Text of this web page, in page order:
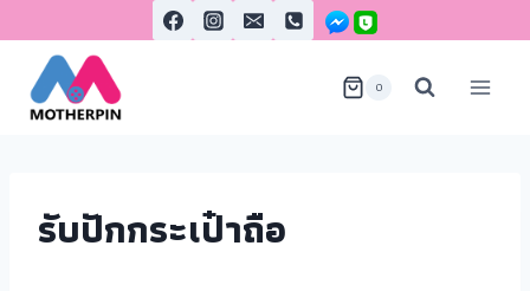
0
รับปักกระเป๋าถือ